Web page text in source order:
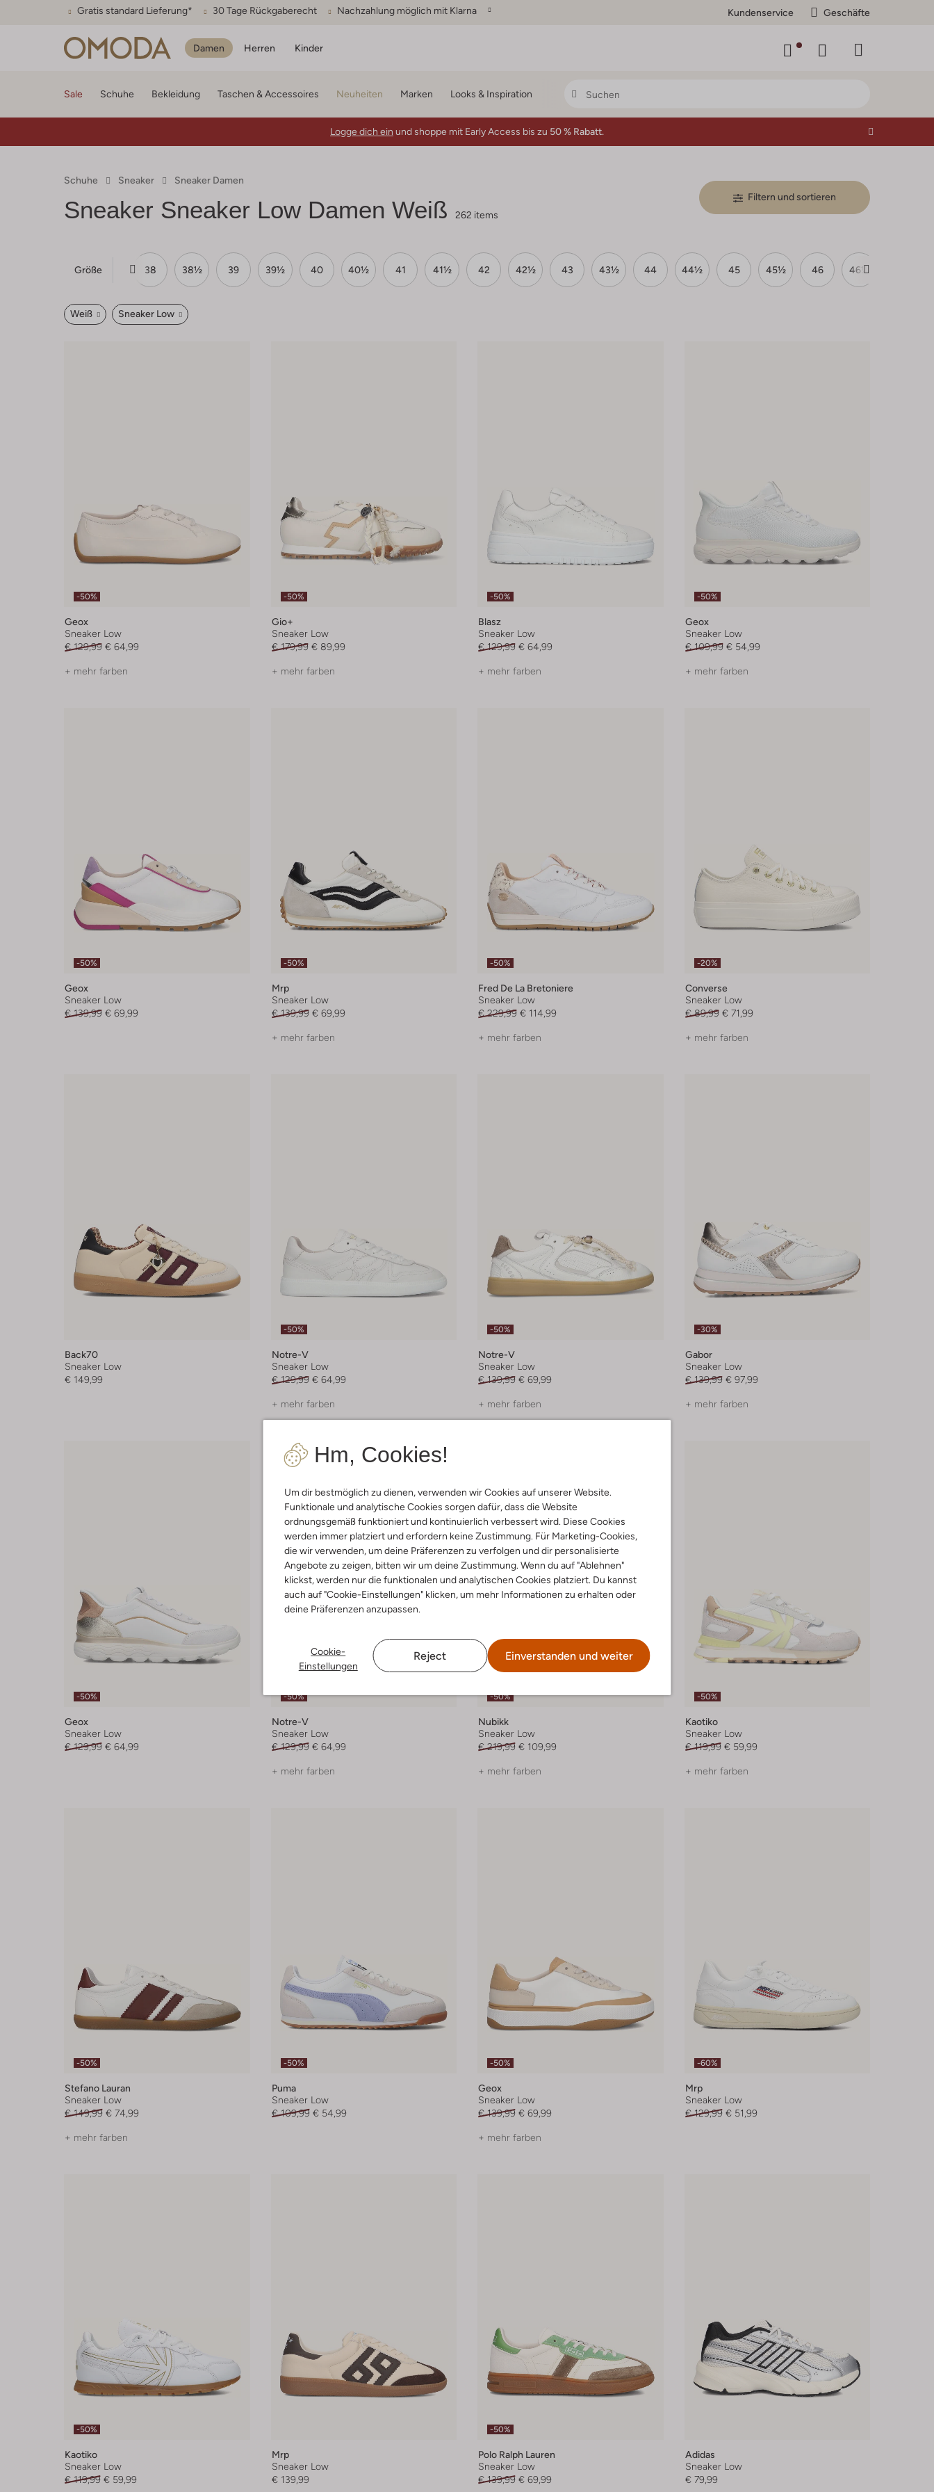
Gratis standard Lieferung* 30 Tage Rückgaberecht Nachzahlung möglich mit Klarna Kundenservice Geschäfte
Damen Herren Kinder
Hm, Cookies!
Um dir bestmöglich zu dienen, verwenden wir Cookies auf unserer Website.
Funktionale und analytische Cookies sorgen dafür, dass die Website
ordnungsgemäß funktioniert und kontinuierlich verbessert wird. Diese Cookies
werden immer platziert und erfordern keine Zustimmung. Für Marketing-Cookies,
die wir verwenden, um deine Präferenzen zu verfolgen und dir personalisierte
Angebote zu zeigen, bitten wir um deine Zustimmung. Wenn du auf "Ablehnen"
klickst, werden nur die funktionalen und analytischen Cookies platziert. Du kannst
auch auf "Cookie-Einstellungen" klicken, um mehr Informationen zu erhalten oder
deine Präferenzen anzupassen.
Cookie-
Einstellungen
Reject Einverstanden und weiter
Sale Schuhe Bekleidung Taschen & Accessoires Neuheiten Marken Looks & Inspiration
Logge dich ein und shoppe mit Early Access bis zu 50 % Rabatt.
Schuhe Sneaker Sneaker Damen
Sneaker Sneaker Low Damen Weiß 262 items
Filtern und sortieren
Größe37½ 38 38½ 39 39½ 40 40½ 41 41½ 42 42½ 43 43½ 44 44½ 45 45½ 46 46½
Weiß Sneaker Low
-50%
Geox
Sneaker Low
€ 129,99 € 64,99
+ mehr farben
-50%
Gio+
Sneaker Low
€ 179,99 € 89,99
+ mehr farben
-50%
Blasz
Sneaker Low
€ 129,99 € 64,99
+ mehr farben
-50%
Geox
Sneaker Low
€ 109,99 € 54,99
+ mehr farben
-50%
Geox
Sneaker Low
€ 139,99 € 69,99
-50%
Mrp
Sneaker Low
€ 139,99 € 69,99
+ mehr farben
-50%
Fred De La Bretoniere
Sneaker Low
€ 229,99 € 114,99
+ mehr farben
-20%
Converse
Sneaker Low
€ 89,99 € 71,99
+ mehr farben
Back70
Sneaker Low
€ 149,99
-50%
Notre-V
Sneaker Low
€ 129,99 € 64,99
+ mehr farben
-50%
Notre-V
Sneaker Low
€ 139,99 € 69,99
+ mehr farben
-30%
Gabor
Sneaker Low
€ 139,99 € 97,99
+ mehr farben
-50%
Geox
Sneaker Low
€ 129,99 € 64,99
-50%
Notre-V
Sneaker Low
€ 129,99 € 64,99
+ mehr farben
-50%
Nubikk
Sneaker Low
€ 219,99 € 109,99
+ mehr farben
-50%
Kaotiko
Sneaker Low
€ 119,99 € 59,99
+ mehr farben
-50%
Stefano Lauran
Sneaker Low
€ 149,99 € 74,99
+ mehr farben
-50%
Puma
Sneaker Low
€ 109,99 € 54,99
-50%
Geox
Sneaker Low
€ 139,99 € 69,99
+ mehr farben
-60%
Mrp
Sneaker Low
€ 129,99 € 51,99
-50%
Kaotiko
Sneaker Low
€ 119,99 € 59,99
Mrp
Sneaker Low
€ 139,99
-50%
Polo Ralph Lauren
Sneaker Low
€ 139,99 € 69,99
Adidas
Sneaker Low
€ 79,99